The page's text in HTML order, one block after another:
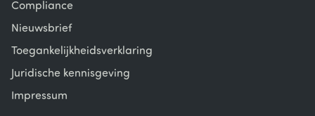
Compliance
Nieuwsbrief
Toegankelijkheidsverklaring
Juridische kennisgeving
Impressum